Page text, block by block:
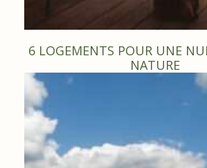
6 LOGEMENTS POUR UNE
NATURE